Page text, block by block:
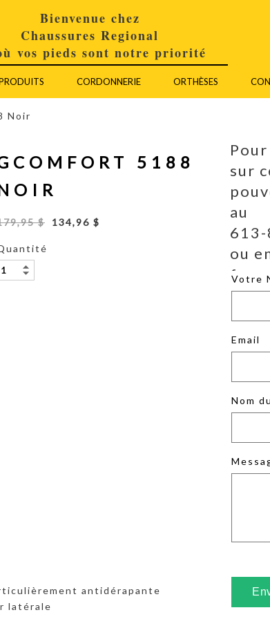
Bienvenue chez
Chaussures Regional
vos pieds sont notre priorité
CORDONNERIE ORTHÈSES
Noir
5188
$ 134,96 $
antidérapante
latérale
sur
au
ou
Votre
Email
Nom